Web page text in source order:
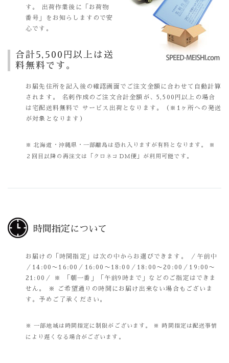
す。
出荷作業後に「お荷物
番号」をお知らしますので安
心です。
合計5,500円以上は送
料無料です。
お届先住所を記入後の確認画面でご注文金額に合わせて自動計算
されます。
名刺作成のご注文合計金額が、5,500円以上の場合
は宅配送料無料で
サービス出荷となります。（※1ヶ所への発送
が対象となります）
※ 北海道・沖縄県・一部離島は恐れ入りますが有料となります。
※
２回目以降の再注文は「クロネコＤＭ便」が利用可能です。
時間指定について
お届けの「時間指定」は次の中からお選びできます。
／午前中
／14:00〜16:00／16:00〜18:00／18:00〜20:00／19:00〜
21:00／
※ 「朝一番」「午前9時まで」などのご指定はできま
せん。
※ ご希望通りの時間にお届け出来ない場合もございま
す。予めご了承ください。
※ 一部地域は時間指定に制限がございます。
※ 時間指定は配送事情
により遅くなる場合がございます。